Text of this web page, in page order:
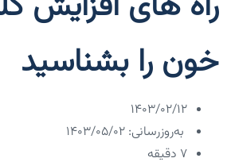
خون را بشناسید
۱۴۰۳/۰۲/۱۲
به‌روزرسانی: ۱۴۰۳/۰۵/۰۲
7 دقیقه